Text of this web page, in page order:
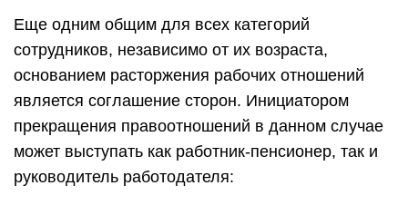
Еще одним общим для всех категорий
сотрудников, независимо от их возраста,
основанием расторжения рабочих отношений
является соглашение сторон. Инициатором
прекращения правоотношений в данном случае
может выступать как работник-пенсионер, так и
руководитель работодателя: